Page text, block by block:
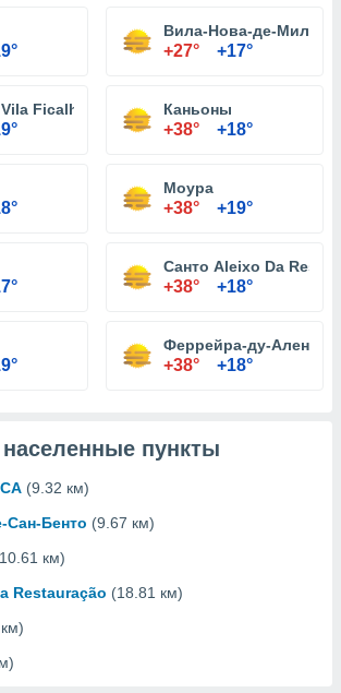
Вила-Нова-де-
+27° +17°
Ficalho Каньоны
+38° +18°
Моура
+38° +19°
Санто Aleixo Da
+38° +18°
Феррейра-ду-
+38° +18°
пункты
(9.32 км)
Сан-Бенто (9.67 км)
км)
Restauração (18.81 км)